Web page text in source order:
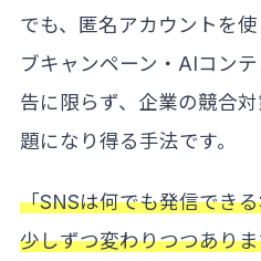
でも、匿名アカウントを
ブキャンペーン・AIコン
告に限らず、企業の競合
題になり得る手法です。
「SNSは何でも発信でき
少しずつ変わりつつありま